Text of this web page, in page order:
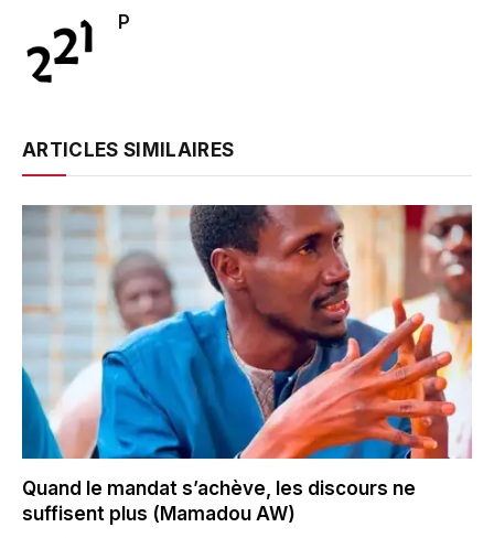
P
ARTICLES SIMILAIRES
Quand le mandat s’achève, les discours ne
suffisent plus (Mamadou AW)